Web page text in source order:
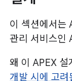
이 섹션에서는
관리 서비스인
왜 이 APEX 설
개발 시에 고려